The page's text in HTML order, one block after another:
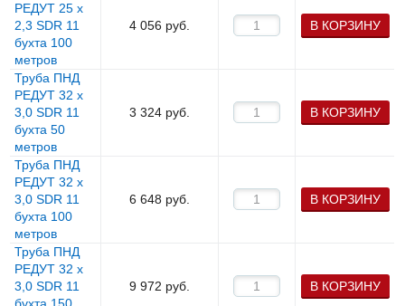
РЕДУТ 25 х
2,3 SDR 11
бухта 100
метров
4 056 руб. В КОРЗИНУ
Труба ПНД
РЕДУТ 32 х
3,0 SDR 11
бухта 50
метров
3 324 руб. В КОРЗИНУ
Труба ПНД
РЕДУТ 32 х
3,0 SDR 11
бухта 100
метров
6 648 руб. В КОРЗИНУ
Труба ПНД
РЕДУТ 32 х
3,0 SDR 11
9 972 руб. В КОРЗИНУ